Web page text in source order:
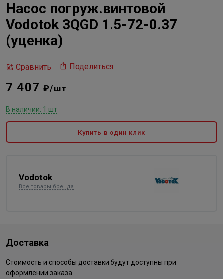
Насос погруж.винтовой
Vodotok 3QGD 1.5-72-0.37
(уценка)
Сравнить Поделиться
7 407₽/шт
В наличии: 1 шт
Купить в один клик
Vodotok
Все товары бренда
Доставка
Стоимость и способы доставки будут доступны при
оформлении заказа.